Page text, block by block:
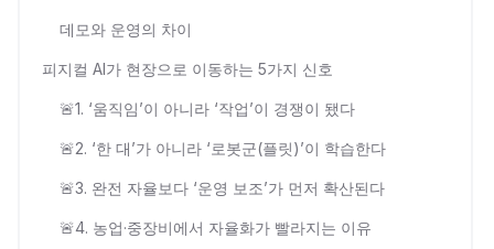
데모와 운영의 차이
피지컬 AI가 현장으로 이동하는 5가지 신호
🚨1. ‘움직임’이 아니라 ‘작업’이 경쟁이 됐다
🚨2. ‘한 대’가 아니라 ‘로봇군(플릿)’이 학습한다
🚨3. 완전 자율보다 ‘운영 보조’가 먼저 확산된다
🚨4. 농업·중장비에서 자율화가 빨라지는 이유